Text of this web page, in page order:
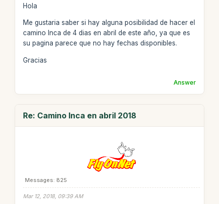
Hola
Me gustaria saber si hay alguna posibilidad de hacer el
camino Inca de 4 dias en abril de este año, ya que es
su pagina parece que no hay fechas disponibles.
Gracias
Answer
Re: Camino Inca en abril 2018
Messages: 825
Mar 12, 2018, 09:39 AM